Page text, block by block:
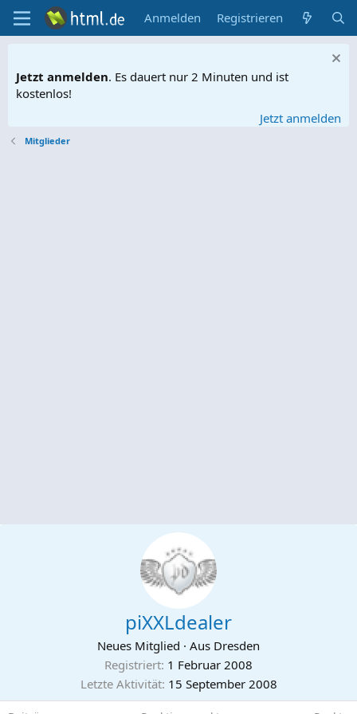
Anmelden Registrieren
Jetzt anmelden. Es dauert nur 2 Minuten und ist
kostenlos!
Jetzt anmelden
Mitglieder
piXXLdealer
Neues Mitglied · Aus Dresden
Registriert 1 Februar 2008
Letzte Aktivität 15 September 2008